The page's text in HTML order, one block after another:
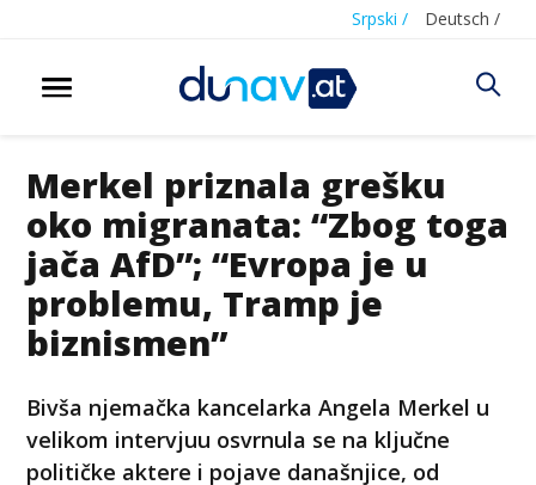
Srpski / Deutsch /
Merkel priznala grešku
oko migranata: “Zbog toga
jača AfD”; “Evropa je u
problemu, Tramp je
biznismen”
Bivša njemačka kancelarka Angela Merkel u
velikom intervjuu osvrnula se na ključne
političke aktere i pojave današnjice, od